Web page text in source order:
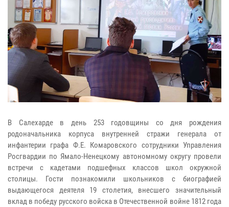
В Салехарде в день 253 годовщины со дня рождения
родоначальника корпуса внутренней стражи генерала от
инфантерии графа Ф.Е. Комаровского сотрудники Управления
Росгвардии по Ямало-Ненецкому автономному округу провели
встречи с кадетами подшефных классов школ окружной
столицы. Гости познакомили школьников с биографией
выдающегося деятеля 19 столетия, внесшего значительный
вклад в победу русского войска в Отечественной войне 1812 года